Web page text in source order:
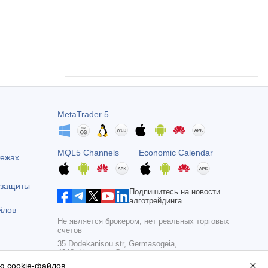
MetaTrader 5
MQL5 Channels Economic Calendar
Подпишитесь на новости
алготрейдинга
Не является брокером, нет реальных торговых
счетов
35 Dodekanisou str, Germasogeia,
4043, Limassol, Cyprus
cookie-файлов.